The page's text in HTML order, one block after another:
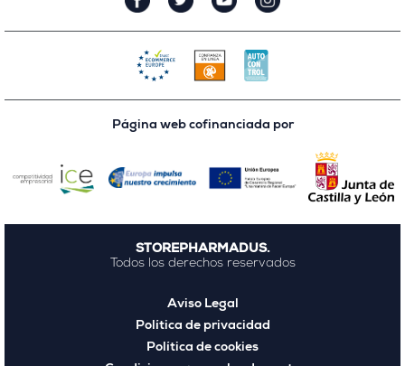
Página web cofinanciada por
STOREPHARMADUS.
Todos los derechos reservados
Aviso Legal
Política de privacidad
Política de cookies